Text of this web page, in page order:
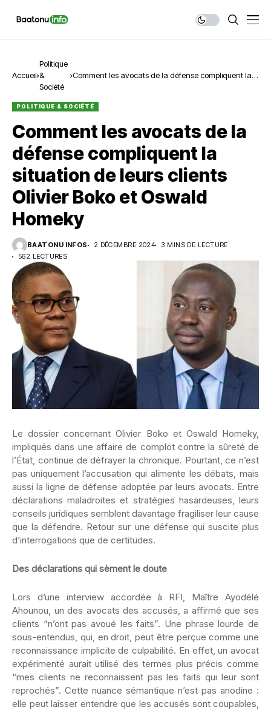
Accueil
Politique
&
Société
Comment les avocats de la défense compliquent la
POLITIQUE & SOCIÉTÉ
Comment les avocats de la
défense compliquent la
situation de leurs clients
Olivier Boko et Oswald
Homeky
BAATONU INFOS 2 DÉCEMBRE 2024
3 MINS DE LECTURE
562 LECTURES
Le dossier concernant Olivier Boko et Oswald Homeky,
impliqués dans une affaire de complot contre la sûreté de
l’État, continue de défrayer la chronique. Pourtant, ce n’est
pas uniquement l’accusation qui alimente les débats, mais
aussi la ligne de défense adoptée par leurs avocats. Entre
déclarations maladroites et stratégies hasardeuses, leurs
conseils juridiques semblent davantage fragiliser leur cause
que la défendre. Retour sur une défense qui suscite plus
d’interrogations que de certitudes.
Des déclarations qui sèment le doute
Lors d’une interview accordée à RFI, Maître Ayodélé
Ahounou, un des avocats des accusés, a affirmé que ses
clients “n’ont pas avoué les faits”. Une phrase lourde de
sous-entendus, qui, en droit, peut être perçue comme une
reconnaissance implicite de culpabilité. En effet, un avocat
expérimenté aurait utilisé des termes plus précis comme
“mes clients ne reconnaissent pas les faits qui leur sont
reprochés”. Cette nuance sémantique n’est pas anodine :
elle peut laisser entendre que les accusés sont coupables,